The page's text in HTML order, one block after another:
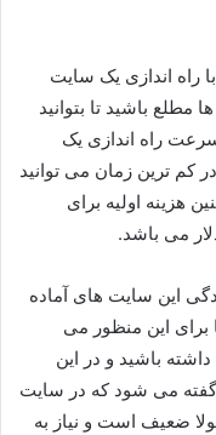
راه اندازی یک سایت
مطلع باشید تا بتوانید
راه اندازی یک
کم ترین زمان می توانید
هزینه اولیه برای
این سایت های آماده
برای این منظور می
باشید و در این
گفته می شود که در سایت
ضعیف است و نیاز به